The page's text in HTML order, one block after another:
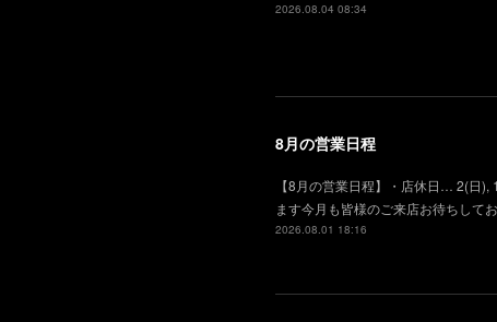
2026.08.04 08:34
8月の営業日程
【8月の営業日程】・店休日… 2(日
ます今月も皆様のご来店お待ちしてお
2026.08.01 18:16